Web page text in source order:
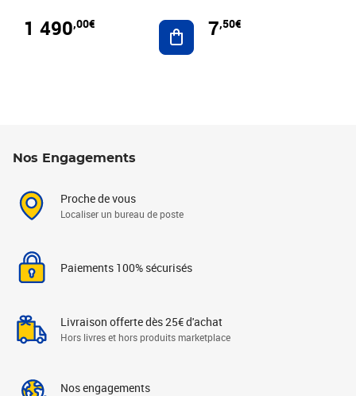
1 490,00€ Ajouter au panier
7,50€
Nos Engagements
Proche de vous
Localiser un bureau de poste
Paiements 100% sécurisés
Livraison offerte dès 25€ d'achat
Hors livres et hors produits marketplace
Nos engagements